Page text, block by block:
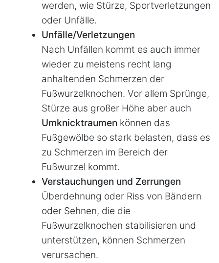
werden, wie Stürze, Sportverletzungen
oder Unfälle.
Unfälle/Verletzungen
Nach Unfällen kommt es auch immer
wieder zu meistens recht lang
anhaltenden Schmerzen der
Fußwurzelknochen. Vor allem Sprünge,
Stürze aus großer Höhe aber auch
Umknicktraumen können das
Fußgewölbe so stark belasten, dass es
zu Schmerzen im Bereich der
Fußwurzel kommt.
Verstauchungen und Zerrungen
Überdehnung oder Riss von Bändern
oder Sehnen, die die
Fußwurzelknochen stabilisieren und
unterstützen, können Schmerzen
verursachen.